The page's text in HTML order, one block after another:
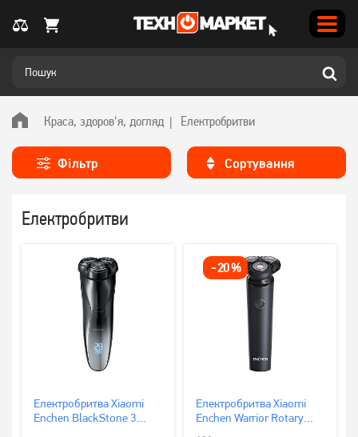
Краса, здоров'я, догляд Електробритви
Фільтр
Електробритви
Сортування
Електробритва Xiaomi
Enchen BlackStone 3
-20%
Електробритва Xiaomi
Enchen Warrior Rotary